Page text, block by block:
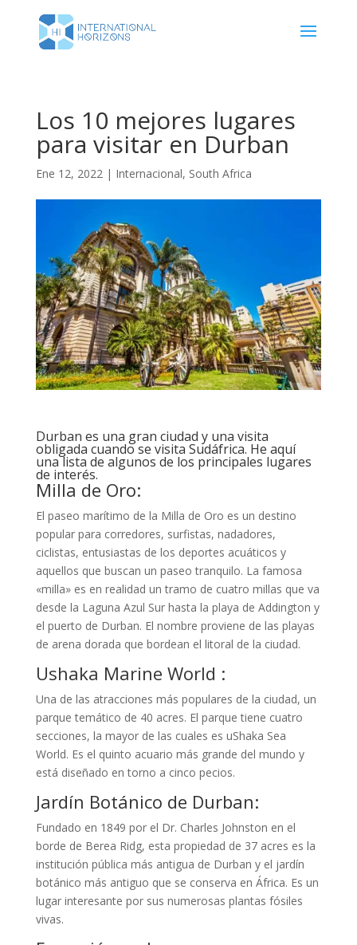
Los 10 mejores lugares
para visitar en Durban
Ene 12, 2022| Internacional, South Africa
Durban es una gran ciudad y una visita
obligada cuando se visita Sudáfrica. He aquí
una lista de algunos de los principales lugares
de interés.
Milla de Oro:
El paseo marítimo de la Milla de Oro es un destino
popular para corredores, surfistas, nadadores,
ciclistas, entusiastas de los deportes acuáticos y
aquellos que buscan un paseo tranquilo. La famosa
«milla» es en realidad un tramo de cuatro millas que va
desde la Laguna Azul Sur hasta la playa de Addington y
el puerto de Durban. El nombre proviene de las playas
de arena dorada que bordean el litoral de la ciudad.
Ushaka Marine World :
Una de las atracciones más populares de la ciudad, un
parque temático de 40 acres. El parque tiene cuatro
secciones, la mayor de las cuales es uShaka Sea
World. Es el quinto acuario más grande del mundo y
está diseñado en torno a cinco pecios.
Jardín Botánico de Durban:
Fundado en 1849 por el Dr. Charles Johnston en el
borde de Berea Ridg, esta propiedad de 37 acres es la
institución pública más antigua de Durban y el jardín
botánico más antiguo que se conserva en África. Es un
lugar interesante por sus numerosas plantas fósiles
vivas.